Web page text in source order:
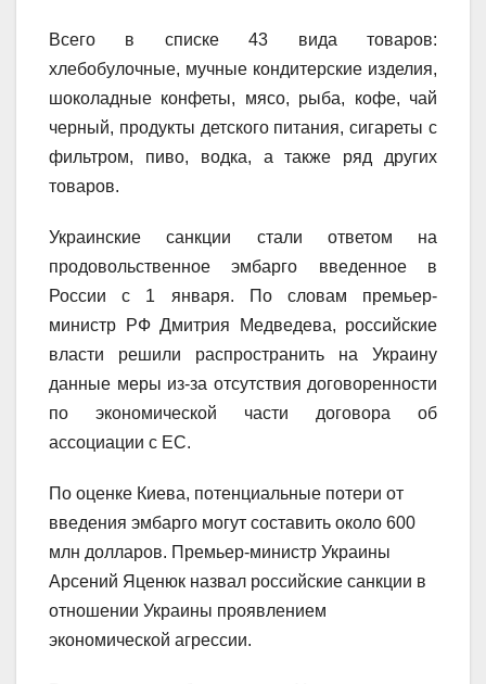
Всего в списке 43 вида товаров:
хлебобулочные, мучные кондитерские изделия,
шоколадные конфеты, мясо, рыба, кофе, чай
черный, продукты детского питания, сигареты с
фильтром, пиво, водка, а также ряд других
товаров.
Украинские санкции стали ответом на
продовольственное эмбарго введенное в
России с 1 января. По словам премьер-
министр РФ Дмитрия Медведева, российские
власти решили распространить на Украину
данные меры из-за отсутствия договоренности
по экономической части договора об
ассоциации с ЕС.
По оценке Киева, потенциальные потери от
введения эмбарго могут составить около 600
млн долларов. Премьер-министр Украины
Арсений Яценюк назвал российские санкции в
отношении Украины проявлением
экономической агрессии.